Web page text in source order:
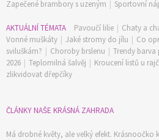
Zapečené brambory s uzeným | Sportovní
AKTUÁLNÍ TÉMATA Pavoučí lilie | Chaty a
Vonné muškáty | Jaké stromy do jílu | Co
sviluškám? | Choroby brslenu | Trendy barva
2026 | Teplomilná šalvěj | Kroucení listů u
zlikvidovat dřepčíky
ČLÁNKY NAŠE KRÁSNÁ ZAHRADA
Má drobné květy, ale velký efekt. Krásnoočko